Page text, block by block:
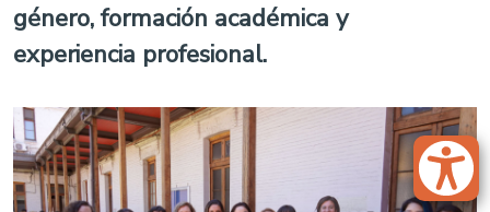
género, formación académica y
experiencia profesional.